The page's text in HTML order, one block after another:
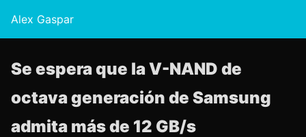
Alex Gaspar
Se espera que la V-NAND de
octava generación de Samsung
admita más de 12 GB/s